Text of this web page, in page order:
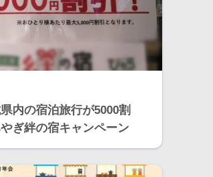
内の宿泊旅行が5000割
ぎ絆の宿キャンペーン